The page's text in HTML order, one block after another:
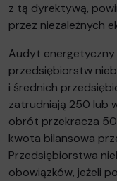
z tą dyrektywą,
przez niezależnych
Audyt
przedsiębiorstw
i średnich
zatrudniają 250 lub
obrót przekracza
kwota bilansowa
Przedsiębiorstwa
obowiązków, jeżeli